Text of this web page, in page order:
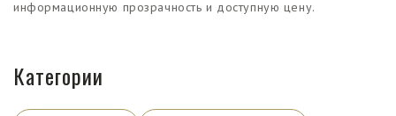
информационную прозрачность и доступную цену.
Категории